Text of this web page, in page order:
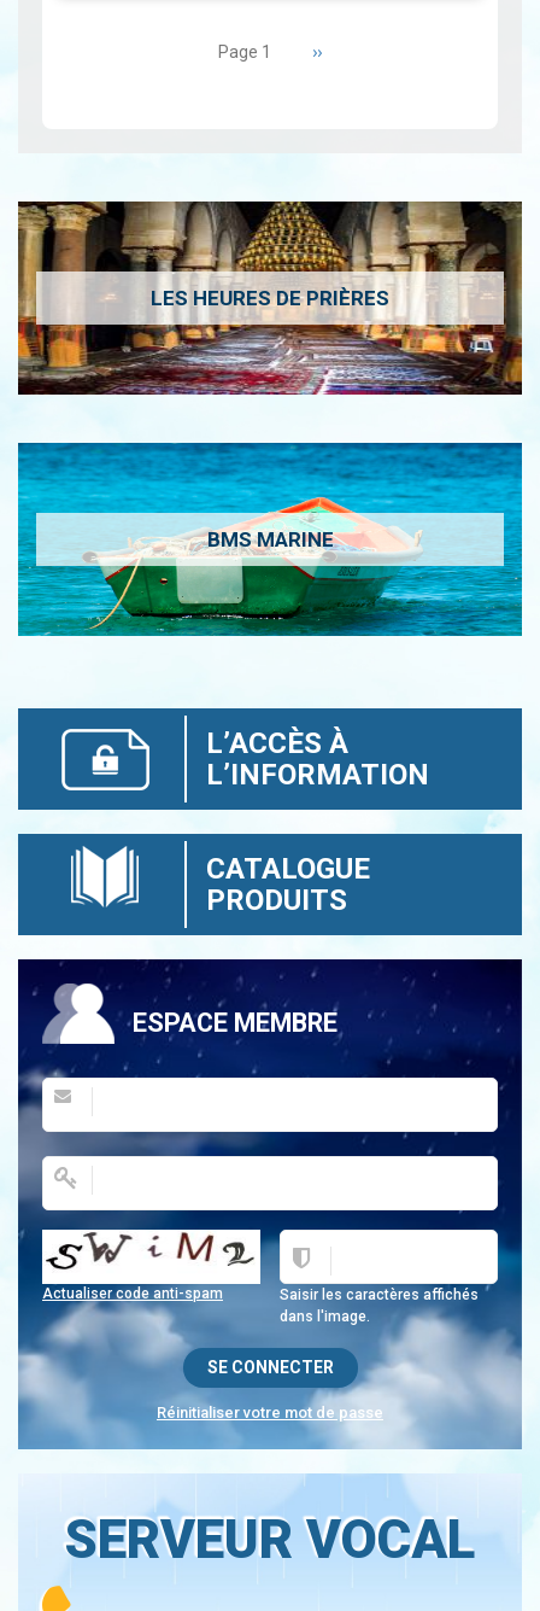
répartition spatiale
Page 1 Page
››
LES HEURES DE PRIÈRES
BMS MARINE
L’ACCÈS À
L’INFORMATION
CATALOGUE
PRODUITS
ESPACE MEMBRE
Saisir les caractères affichés
dans l'image.
Actualiser code anti-spam
Réinitialiser votre mot de passe
SERVEUR VOCAL